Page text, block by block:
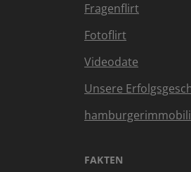
Fragenflirt
Fotoflirt
Videodate
Unsere
FAKTEN